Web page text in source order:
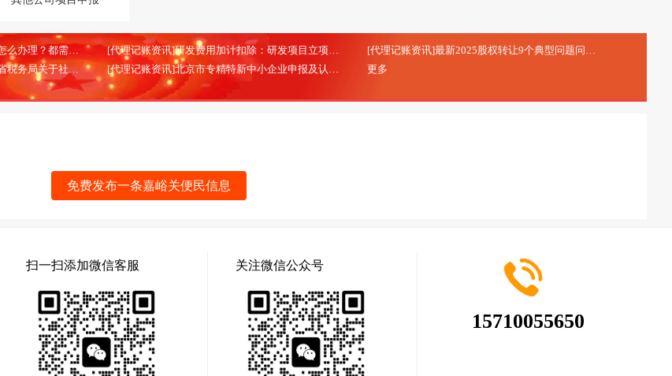
[代理记账资讯]北京代理记账报税怎么办理？都需要哪些材料？ (2026-02-13) [代理记账资讯]研发费用加计扣除：研发项目立项的注意事项 (2025-10-20) [代理记账资讯]最新2025股权转让9个典型问题问答
[代理记账资讯]国家税务总局湖南省税务局关于社会保险费信息系统停机的通告 (2025-08-28) [代理记账资讯]北京市专精特新中小企业申报及认定 (2025-08-28)
更多
免费发布一条嘉峪关便民信息
扫一扫添加微信客服 关注微信公众号
15710055650